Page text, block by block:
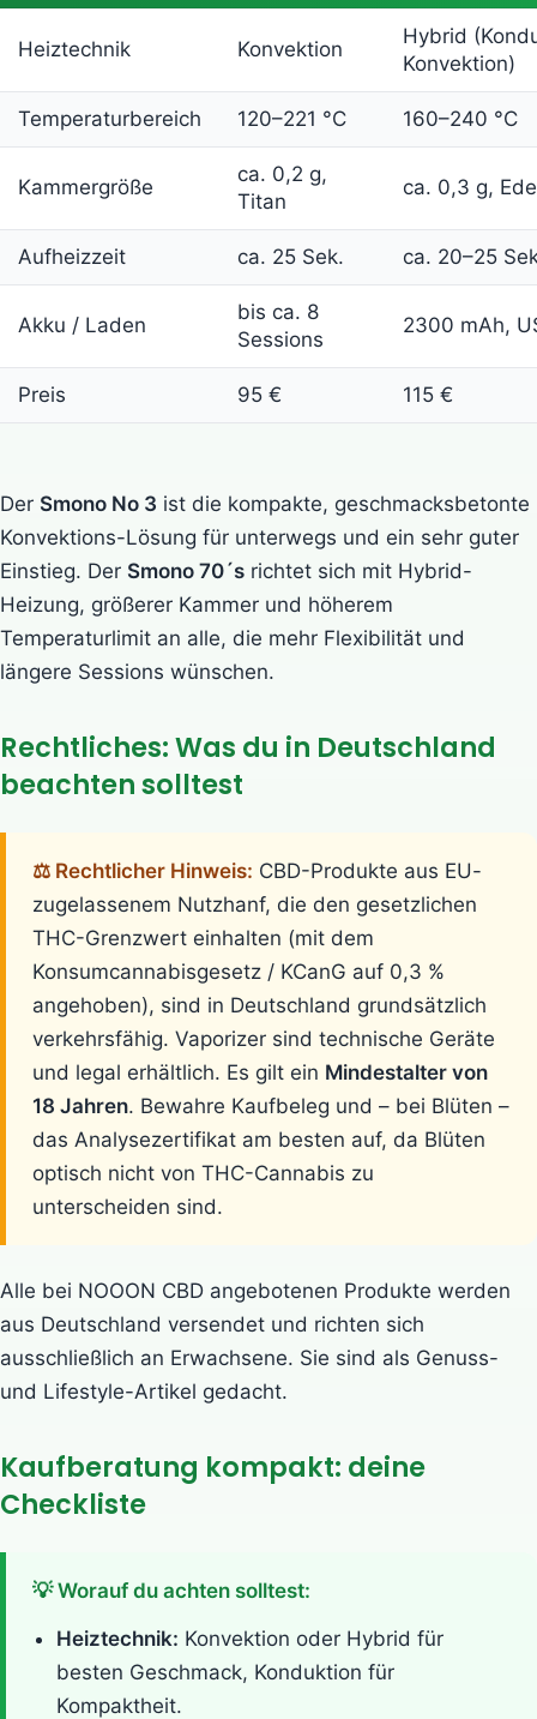
Heiztechnik Konvektion
Hybrid
Konvektion)
Temperaturbereich 120–221 °C 160–240 °C
Kammergröße
ca. 0,2 g,
Titan
ca. 0,3 g,
Aufheizzeit ca. 25 Sek. ca. 20–25
Akku / Laden
bis ca. 8
Sessions
2300 mAh,
Preis 95 € 115 €
Der Smono No 3 ist die kompakte, geschmacksbetonte
Konvektions-Lösung für unterwegs und ein sehr guter
Einstieg. Der Smono 70´s richtet sich mit Hybrid-
Heizung, größerer Kammer und höherem
Temperaturlimit an alle, die mehr Flexibilität und
längere Sessions wünschen.
Rechtliches: Was du in Deutschland
beachten solltest
⚖️ Rechtlicher Hinweis: CBD-Produkte aus EU-
zugelassenem Nutzhanf, die den gesetzlichen
THC-Grenzwert einhalten (mit dem
Konsumcannabisgesetz / KCanG auf 0,3 %
angehoben), sind in Deutschland grundsätzlich
verkehrsfähig. Vaporizer sind technische Geräte
und legal erhältlich. Es gilt ein Mindestalter von
18 Jahren. Bewahre Kaufbeleg und – bei Blüten –
das Analysezertifikat am besten auf, da Blüten
optisch nicht von THC-Cannabis zu
unterscheiden sind.
Alle bei NOOON CBD angebotenen Produkte werden
aus Deutschland versendet und richten sich
ausschließlich an Erwachsene. Sie sind als Genuss-
und Lifestyle-Artikel gedacht.
Kaufberatung kompakt: deine
Checkliste
💡 Worauf du achten solltest:
Heiztechnik: Konvektion oder Hybrid für
besten Geschmack, Konduktion für
Kompaktheit.